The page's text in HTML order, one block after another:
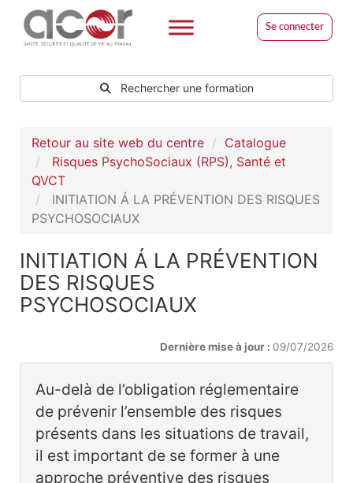
Se connecter
Rechercher une formation
Retour au site web du centre
Catalogue
Risques PsychoSociaux (RPS), Santé et
QVCT
INITIATION Á LA PRÉVENTION DES RISQUES
PSYCHOSOCIAUX
INITIATION Á LA PRÉVENTION
DES RISQUES
PSYCHOSOCIAUX
Dernière mise à jour : 09/07/2026
Au-delà de l’obligation réglementaire
de prévenir l’ensemble des risques
présents dans les situations de travail,
il est important de se former à une
approche préventive des risques